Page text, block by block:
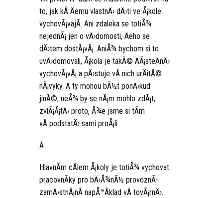
to, jak kÂ Äemu vlastnÄ› dÄ›ti ve Å¡kole
vychovÃ¡vajÃ­. Ani zdaleka se totiÅ¾
nejednÃ¡ jen o vÄ›domosti, Äeho se
dÄ›tem dostÃ¡vÃ¡. AniÅ¾ bychom si to
uvÄ›domovali, Å¡kola je takÃ© ÄÃ¡steÄnÄ›
vychovÃ¡vÃ¡ a pÄ›stuje vÂ nich urÄitÃ©
nÃ¡vyky. A ty mohou bÃ½t ponÄ›kud
jinÃ©, neÅ¾ by se nÃ¡m mohlo zdÃ¡t,
zvlÃ¡Å¡tÄ› proto, Å¾e jsme si tÃ­m
vÂ podstatÄ› sami proÅ¡li.
Â
HlavnÃ­m cÃ­lem Å¡koly je totiÅ¾ vychovat
pracovnÃ­ky pro bÄ›Å¾nÃ½ provoznÃ­
zamÄ›stnÃ¡nÃ­ napÅ™Ã­klad vÂ tovÃ¡rnÄ›.